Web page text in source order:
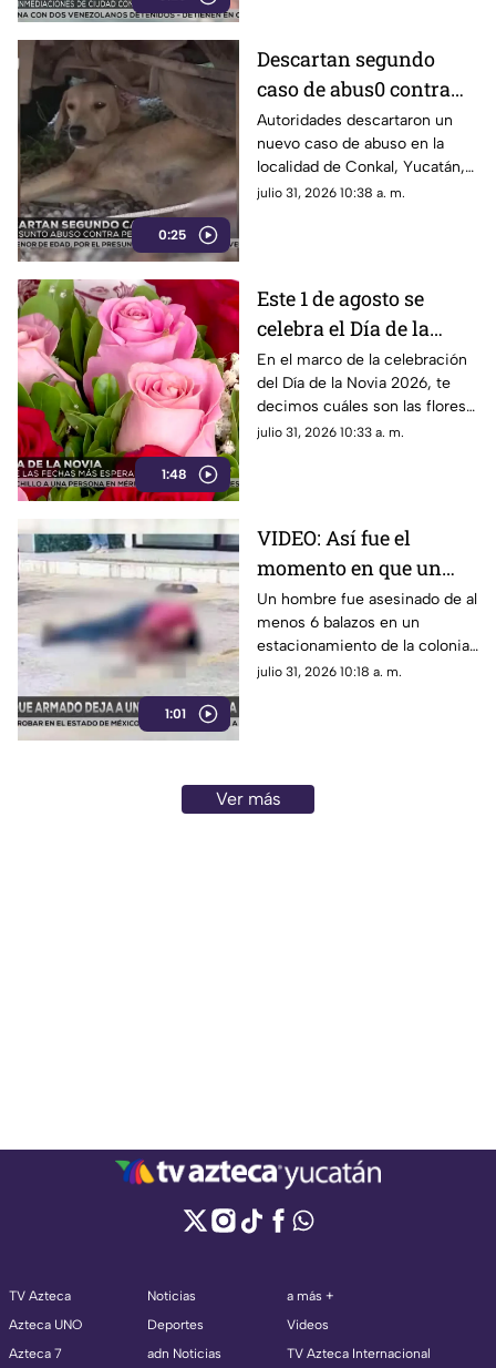
0:25
Descartan segundo
caso de abus0 contra
perrita en Conkal,
Yucatán
Autoridades descartaron un
nuevo caso de abuso en la
localidad de Conkal, Yucatán,
en contra de una perrita.
julio 31, 2026 10:38 a. m.
1:48
Este 1 de agosto se
celebra el Día de la
Novia en la Península;
esto es lo que necesitas
saber
En el marco de la celebración
del Día de la Novia 2026, te
decimos cuáles son las flores
más solicitadas en esta fecha.
julio 31, 2026 10:33 a. m.
1:01
VIDEO: Así fue el
momento en que un
hombre es ASES1N4DO
en estacionamiento de
Ciudad del Carmen
Un hombre fue asesinado de al
menos 6 balazos en un
estacionamiento de la colonia
Tila de Ciudad del Carmen,
julio 31, 2026 10:18 a. m.
Ver más
TV Azteca
Azteca UNO
Azteca 7
Noticias
Deportes
adn Noticias
a más +
Videos
TV Azteca Internacional